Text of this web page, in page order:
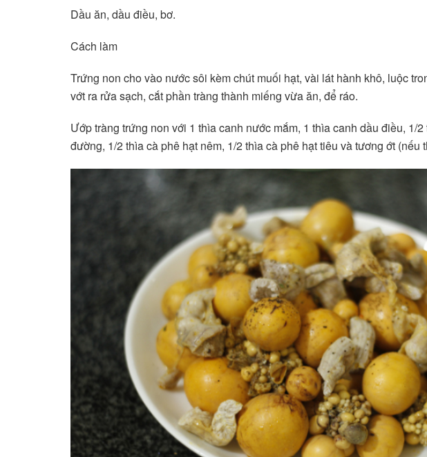
Dầu ăn, dầu điều, bơ.
Cách làm
Trứng non cho vào nước sôi kèm chút muối hạt, vài lát hành khô, luộc
vớt ra rửa sạch, cắt phần tràng thành miếng vừa ăn, để ráo.
Ướp tràng trứng non với 1 thìa canh nước mắm, 1 thìa canh dầu điều, 1/
đường, 1/2 thìa cà phê hạt nêm, 1/2 thìa cà phê hạt tiêu và tương ớt (nếu